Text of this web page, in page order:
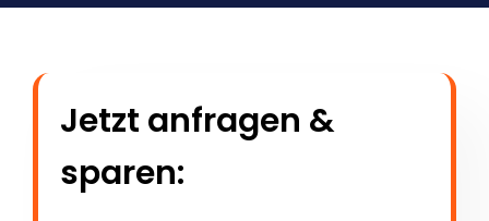
Jetzt anfragen &
sparen: